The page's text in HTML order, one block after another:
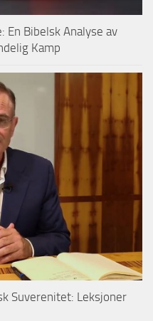
En Bibelsk Analyse av
Kamp
Suverenitet: Leksjoner